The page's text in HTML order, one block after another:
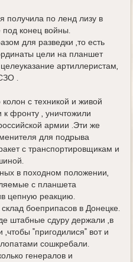
получила по ленд лизу в
под конец войны.
для разведки ,то есть
цели на планшет
артиллеристам,
.
с техникой и живой
фронту , уничтожили
армии .Эти же
для подрыва
с транспортировщикам и
в походном положении,
с планшета
цепную реакцию.
боеприпасов в Донецке.
штабные сдуру держали ,в
"пригодилися" вот и
лопатами сошкребали.
генералов и